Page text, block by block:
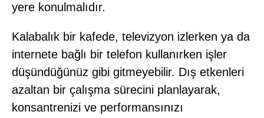
yere konulmalıdır.
Kalabalık bir kafede, televizyon izlerken ya da
internete bağlı bir telefon kullanırken işler
düşündüğünüz gibi gitmeyebilir. Dış etkenleri
azaltan bir çalışma sürecini planlayarak,
konsantrenizi ve performansınızı